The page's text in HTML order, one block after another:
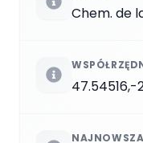
Chem. de
47.54516,-